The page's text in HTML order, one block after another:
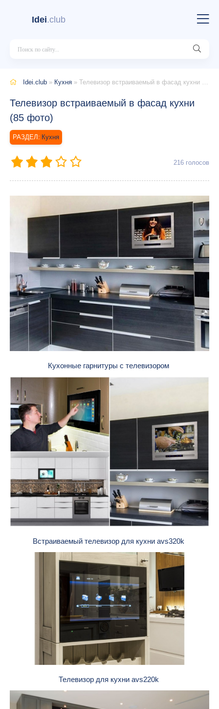
Idei.club
Idei.club » Кухня » Телевизор встраиваемый в фасад кухни (85 фото)
Телевизор встраиваемый в фасад кухни
(85 фото)
Кухня
216 голосов
Кухонные гарнитуры с телевизором
Встраиваемый телевизор для кухни avs320k
Телевизор для кухни avs220k